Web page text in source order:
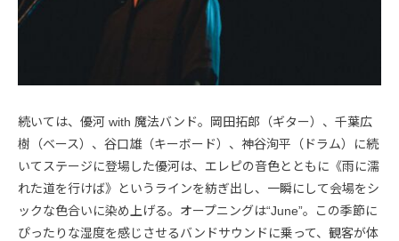
続いては、優河 with 魔法バンド。岡田拓郎（ギター）、千葉広
樹（ベース）、谷口雄（キーボード）、神谷洵平（ドラム）に続
いてステージに登場した優河は、エレピの音色とともに《雨に濡
れた道を行けば》というラインを紡ぎ出し、一瞬にして会場をシ
ックな色合いに染め上げる。オープニングは“June”。この季節に
ぴったりな湿度を感じさせるバンドサウンドに乗って、観客が体